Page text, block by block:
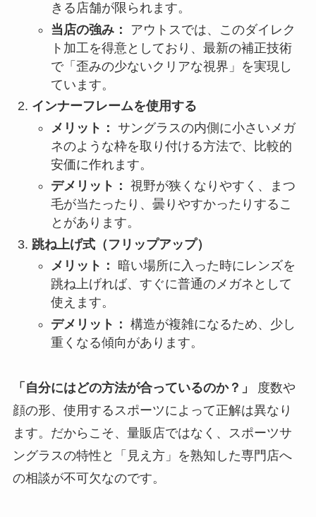
きる店舗が限られます。
当店の強み：
アウトスでは、このダイレク
ト加工を得意としており、最新の補正技術
で「歪みの少ないクリアな視界」を実現し
ています。
インナーフレームを使用する
メリット： サングラスの内側に小さいメガ
ネのような枠を取り付ける方法で、比較的
安価に作れます。
デメリット： 視野が狭くなりやすく、まつ
毛が当たったり、曇りやすかったりするこ
とがあります。
跳ね上げ式（フリップアップ）
メリット：
暗い場所に入った時にレンズを
跳ね上げれば、すぐに普通のメガネとして
使えます。
デメリット： 構造が複雑になるため、少し
重くなる傾向があります。
「自分にはどの方法が合っているのか？」
度数や
顔の形、使用するスポーツによって正解は異なり
ます。だからこそ、量販店ではなく、スポーツサ
ングラスの特性と「見え方」を熟知した専門店へ
の相談が不可欠なのです。